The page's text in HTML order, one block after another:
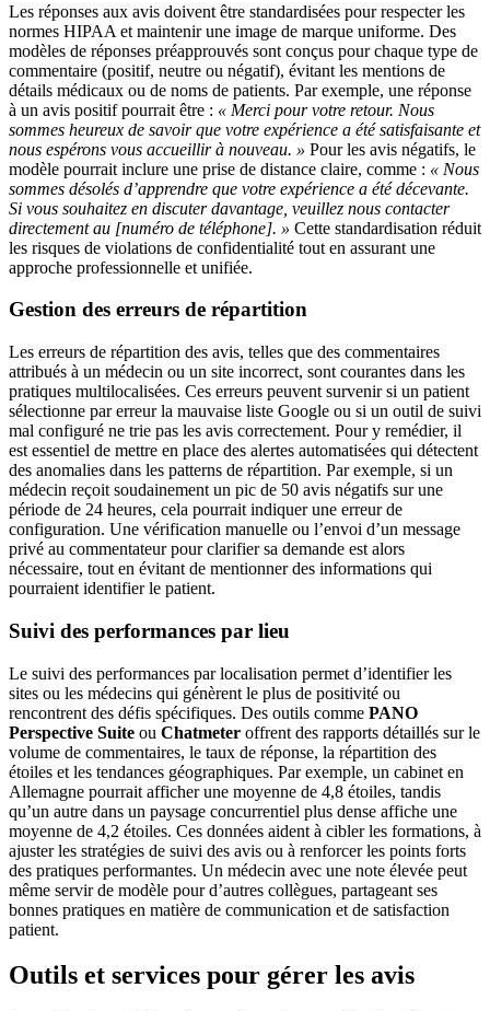
Les réponses aux avis doivent être standardisées pour respecter les
normes HIPAA et maintenir une image de marque uniforme. Des
modèles de réponses préapprouvés sont conçus pour chaque type de
commentaire (positif, neutre ou négatif), évitant les mentions de
détails médicaux ou de noms de patients. Par exemple, une réponse
à un avis positif pourrait être : « Merci pour votre retour. Nous
sommes heureux de savoir que votre expérience a été satisfaisante et
nous espérons vous accueillir à nouveau. » Pour les avis négatifs, le
modèle pourrait inclure une prise de distance claire, comme : « Nous
sommes désolés d’apprendre que votre expérience a été décevante.
Si vous souhaitez en discuter davantage, veuillez nous contacter
directement au [numéro de téléphone]. » Cette standardisation réduit
les risques de violations de confidentialité tout en assurant une
approche professionnelle et unifiée.
Gestion des erreurs de répartition
Les erreurs de répartition des avis, telles que des commentaires
attribués à un médecin ou un site incorrect, sont courantes dans les
pratiques multilocalisées. Ces erreurs peuvent survenir si un patient
sélectionne par erreur la mauvaise liste Google ou si un outil de suivi
mal configuré ne trie pas les avis correctement. Pour y remédier, il
est essentiel de mettre en place des alertes automatisées qui détectent
des anomalies dans les patterns de répartition. Par exemple, si un
médecin reçoit soudainement un pic de 50 avis négatifs sur une
période de 24 heures, cela pourrait indiquer une erreur de
configuration. Une vérification manuelle ou l’envoi d’un message
privé au commentateur pour clarifier sa demande est alors
nécessaire, tout en évitant de mentionner des informations qui
pourraient identifier le patient.
Suivi des performances par lieu
Le suivi des performances par localisation permet d’identifier les
sites ou les médecins qui génèrent le plus de positivité ou
rencontrent des défis spécifiques. Des outils comme PANO
Perspective Suite ou Chatmeter offrent des rapports détaillés sur le
volume de commentaires, le taux de réponse, la répartition des
étoiles et les tendances géographiques. Par exemple, un cabinet en
Allemagne pourrait afficher une moyenne de 4,8 étoiles, tandis
qu’un autre dans un paysage concurrentiel plus dense affiche une
moyenne de 4,2 étoiles. Ces données aident à cibler les formations, à
ajuster les stratégies de suivi des avis ou à renforcer les points forts
des pratiques performantes. Un médecin avec une note élevée peut
même servir de modèle pour d’autres collègues, partageant ses
bonnes pratiques en matière de communication et de satisfaction
patient.
Outils et services pour gérer les avis